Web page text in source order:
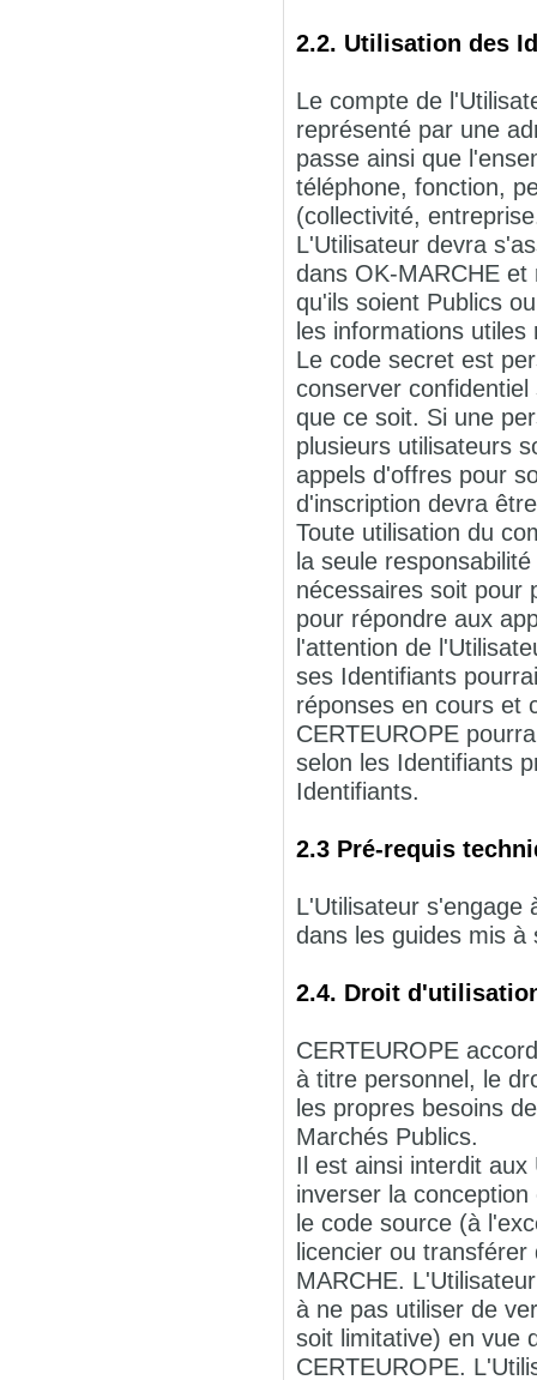
2.2. Utilisation des
Le compte de
représenté par une
passe ainsi que
téléphone, fonction,
(collectivité,
L'Utilisateur devra
dans OK-MARCHE
qu'ils soient Publics
les informations
Le code secret est
conserver
que ce soit. Si une
plusieurs utilisateurs
appels d'offres pour
d'inscription devra
Toute utilisation du
la seule
nécessaires soit pour
pour répondre aux
l'attention de
ses Identifiants
réponses en cours et
CERTEUROPE
selon les Identifiants
Identifiants.
2.3 Pré-requis
L'Utilisateur s'engage
dans les guides mis à
2.4. Droit
CERTEUROPE
à titre personnel, le
les propres besoins
Marchés Publics.
Il est ainsi interdit
inverser la
le code source (à
licencier ou
MARCHE.
à ne pas utiliser de
soit limitative) en vue
CERTEUROPE.